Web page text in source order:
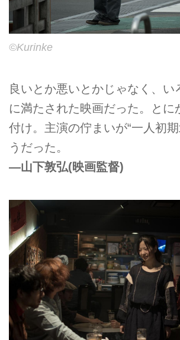
©Kurinke
良いとか悪いとかじゃなく、い
に満たされた映画だった。とに
付け。主演の佇まいが“一人初
うだった。
—山下敦弘(映画監督)